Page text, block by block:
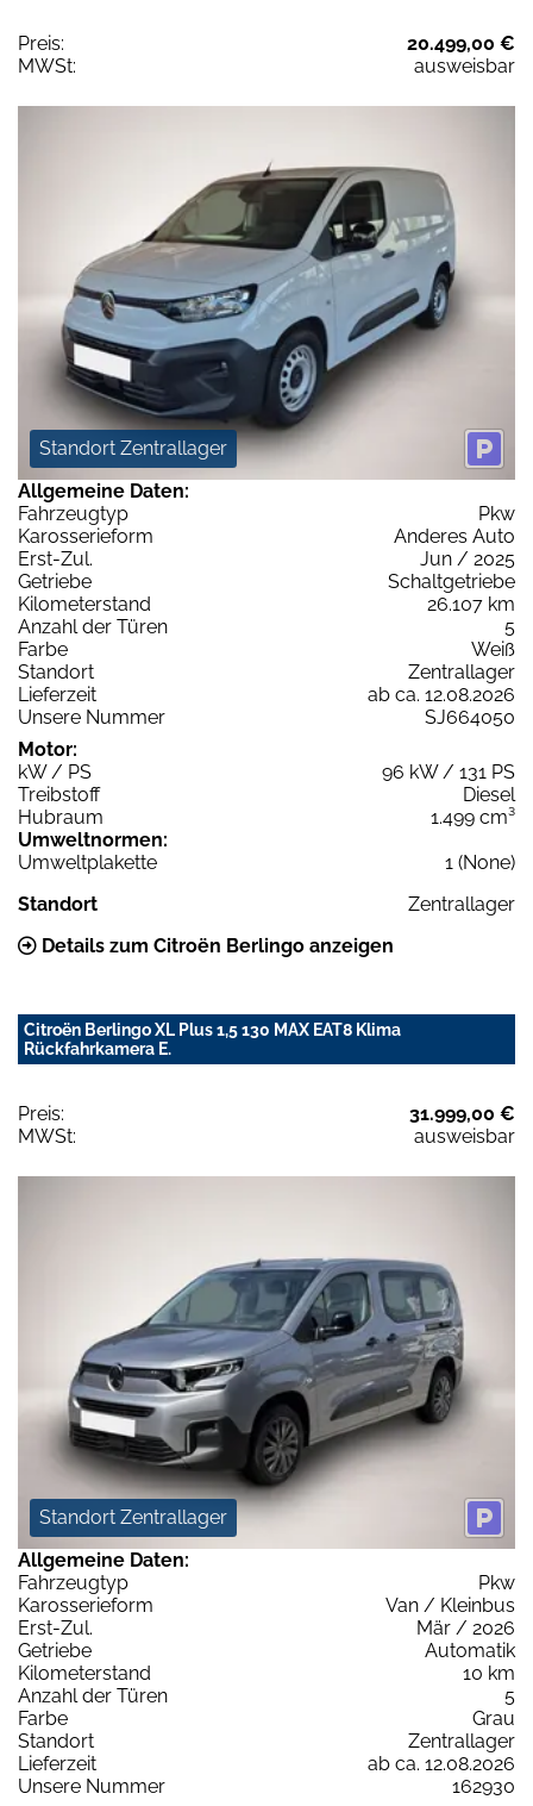
Preis:
20.499,00 €
MWSt:
ausweisbar
Standort Zentrallager
Allgemeine Daten:
Fahrzeugtyp
Pkw
Karosserieform
Anderes Auto
Erst-Zul.
Jun / 2025
Getriebe
Schaltgetriebe
Kilometerstand
26.107 km
Anzahl der Türen
5
Farbe
Weiß
Standort
Zentrallager
Lieferzeit
ab ca. 12.08.2026
Unsere Nummer
SJ664050
Motor:
kW / PS
96 kW / 131 PS
Treibstoff
Diesel
Hubraum
1.499 cm³
Umweltnormen:
Umweltplakette
1 (None)
Standort
Zentrallager
Details zum Citroën Berlingo anzeigen
Citroën Berlingo XL Plus 1,5 130 MAX EAT8 Klima
Rückfahrkamera E.
Preis:
31.999,00 €
MWSt:
ausweisbar
Standort Zentrallager
Allgemeine Daten:
Fahrzeugtyp
Pkw
Karosserieform
Van / Kleinbus
Erst-Zul.
Mär / 2026
Getriebe
Automatik
Kilometerstand
10 km
Anzahl der Türen
5
Farbe
Grau
Standort
Zentrallager
Lieferzeit
ab ca. 12.08.2026
Unsere Nummer
162930